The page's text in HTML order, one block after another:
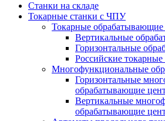
Станки на складе
Токарные станки с ЧПУ
Токарные
Вертикальные
Горизонтальные
Российские токарные
Многофункциональные
Горизонтальные
обрабатывающие
Вертикальные
обрабатывающие